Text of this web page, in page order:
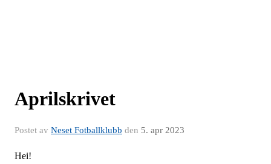
Aprilskrivet
Postet av Neset Fotballklubb den 5. apr 2023
Hei!